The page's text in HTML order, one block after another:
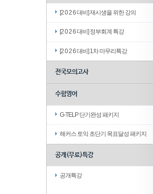
[2 0 2 6 대비] 재시생을 위한 강의
[2 0 2 6 대비] 정부회계 특강
[2 0 2 6 대비] 1차 마무리특강
전국모의고사
수험영어
G-TELP 단기완성 패키지
해커스 토익 초단기 목표달성 패키지
공개(무료)특강
공개특강